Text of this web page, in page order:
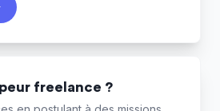
freelance ?